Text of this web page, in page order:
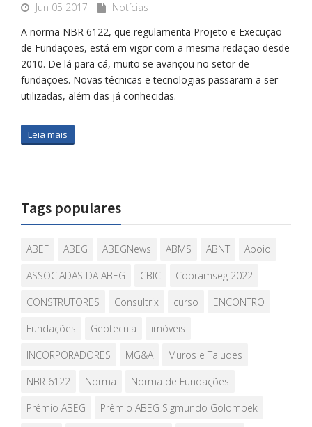
Jun 05 2017
Notícias
A norma NBR 6122, que regulamenta Projeto e Execução
de Fundações, está em vigor com a mesma redação desde
2010. De lá para cá, muito se avançou no setor de
fundações. Novas técnicas e tecnologias passaram a ser
utilizadas, além das já conhecidas.
Leia mais
Tags populares
ABEF ABEG ABEGNews ABMS ABNT
Apoio
ASSOCIADAS DA ABEG
CBIC
Cobramseg 2022
CONSTRUTORES
Consultrix curso
ENCONTRO
Fundações
Geotecnia
imóveis
INCORPORADORES
MG&A
Muros e Taludes
NBR 6122
Norma
Norma de Fundações
Prêmio ABEG
Prêmio ABEG Sigmundo Golombek